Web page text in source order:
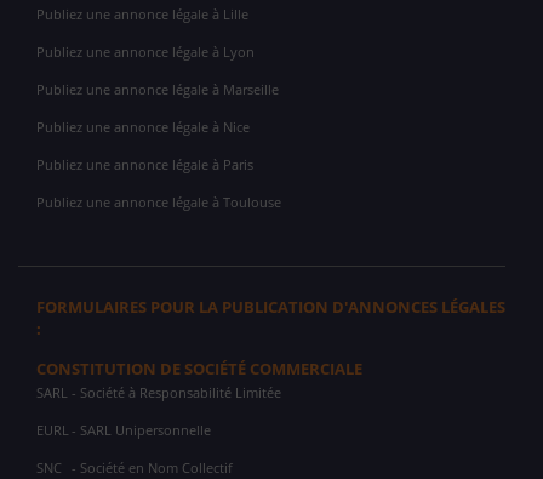
Publiez une annonce légale à Lille
Publiez une annonce légale à Lyon
Publiez une annonce légale à Marseille
Publiez une annonce légale à Nice
Publiez une annonce légale à Paris
Publiez une annonce légale à Toulouse
FORMULAIRES POUR LA PUBLICATION D'ANNONCES LÉGALES
:
CONSTITUTION DE SOCIÉTÉ COMMERCIALE
SARL - Société à Responsabilité Limitée
EURL - SARL Unipersonnelle
SNC - Société en Nom Collectif